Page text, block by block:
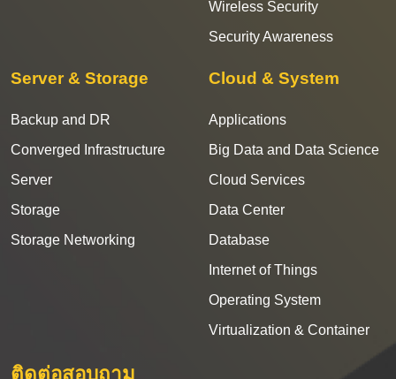
Wireless Security
Security Awareness
Server & Storage
Backup and DR
Converged Infrastructure
Server
Storage
Storage Networking
Cloud & System
Applications
Big Data and Data Science
Cloud Services
Data Center
Database
Internet of Things
Operating System
Virtualization & Container
ติดต่อสอบถาม